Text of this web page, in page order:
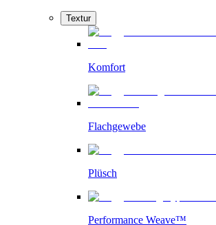
Textur
Komfort
Flachgewebe
Plüsch
Performance Weave™